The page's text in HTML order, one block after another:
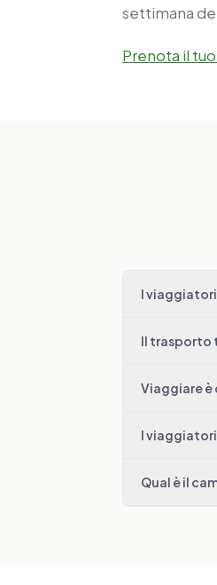
settimana
Prenota il
I
Il trasporto
Viaggiare è
I
Qual è il